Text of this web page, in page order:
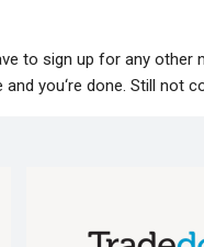
to sign up for any
you‘re done. Still not